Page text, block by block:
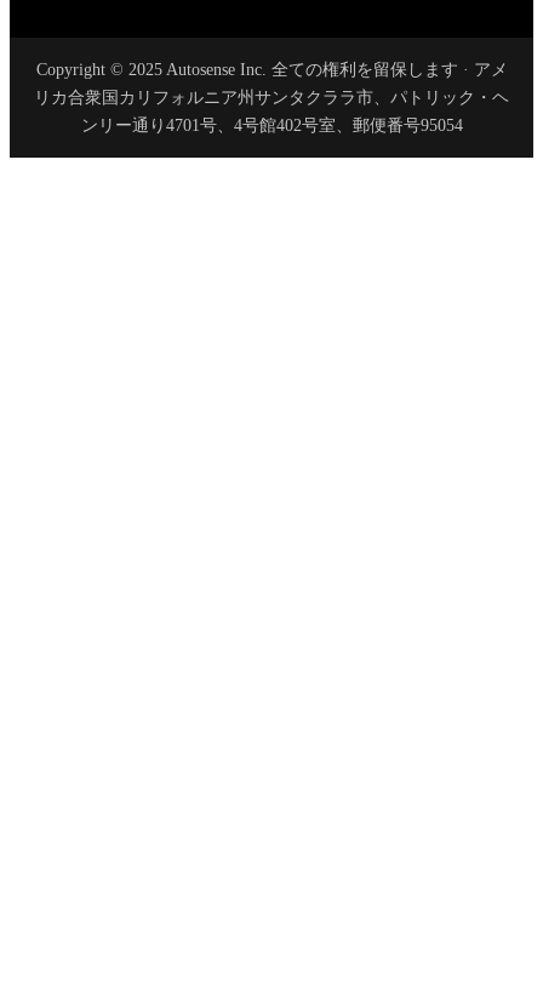
Copyright © 2025 Autosense Inc. 全ての権利を留保します · アメ
リカ合衆国カリフォルニア州サンタクララ市、パトリック・ヘ
ンリー通り4701号、4号館402号室、郵便番号95054